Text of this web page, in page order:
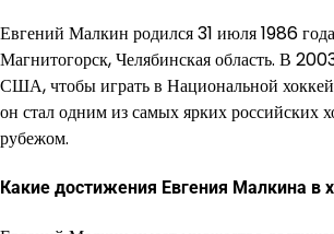
Евгений Малкин родился 31 июля 1986
Магнитогорск, Челябинская область. В
США, чтобы играть в Национальной
он стал одним из самых ярких российских
рубежом.
Какие достижения Евгения Малкина в